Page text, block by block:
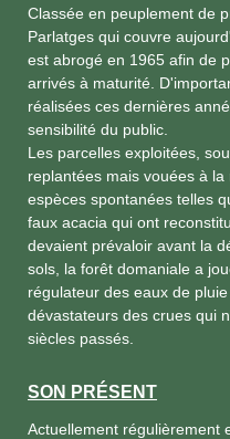
Classée en peuplement de
Parlatges qui couvre
est abrogé en 1965 afin de
arrivés à maturité.
réalisées ces dernières
sensibilité du public.
Les parcelles exploitées,
replantées mais vouées à
espèces spontanées telles
faux acacia qui ont
devaient prévaloir avant la
sols, la forêt domaniale a
régulateur des eaux de
dévastateurs des crues qui
siècles passés.
SON PRÉSENT
Actuellement régulièrement